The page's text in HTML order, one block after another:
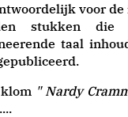
voor de
stukken die
taal
" Nardy